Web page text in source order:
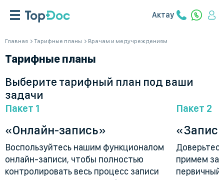
Актау
Главная Тарифные планы Врачам и медучреждениям
Тарифные планы
Выберите тарифный план под ваши
задачи
Пакет 1
«Онлайн-запись»
Воспользуйтесь нашим функционалом
онлайн-записи, чтобы полностью
контролировать весь процесс записи
Пакет 2
примем
первичный